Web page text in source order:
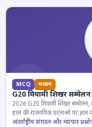
MCQ मध्यम
G20 मियामी शिखर सम्मेलन
2026 G20 मियामी शिखर सम्मेलन,
हाल की राजनयिक घटनाओं पर ज्ञान
अंतर्राष्ट्रीय संगठन और व्यापार